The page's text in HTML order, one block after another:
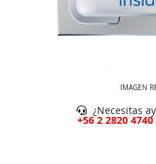
IMAGEN
¿Necesitas
+56 2 2820